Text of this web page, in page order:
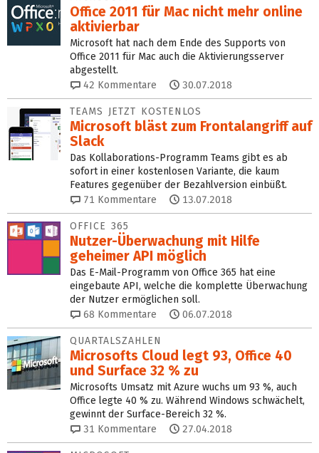
Office 2011 für Mac nicht mehr online
aktivierbar
Microsoft hat nach dem Ende des Supports von
Office 2011 für Mac auch die Aktivierungsserver
abgestellt.
42 Kommentare 30.07.2018
TEAMS JETZT KOSTENLOS
Microsoft bläst zum Frontalangriff auf
Slack
Das Kollaborations-Programm Teams gibt es ab
sofort in einer kostenlosen Variante, die kaum
Features gegenüber der Bezahlversion einbüßt.
71 Kommentare 13.07.2018
OFFICE 365
Nutzer-Überwachung mit Hilfe
geheimer API möglich
Das E-Mail-Programm von Office 365 hat eine
eingebaute API, welche die komplette Überwachung
der Nutzer ermöglichen soll.
68 Kommentare 06.07.2018
QUARTALSZAHLEN
Microsofts Cloud legt 93, Office 40
und Surface 32 % zu
Microsofts Umsatz mit Azure wuchs um 93 %, auch
Office legte 40 % zu. Während Windows schwächelt,
gewinnt der Surface-Bereich 32 %.
31 Kommentare 27.04.2018